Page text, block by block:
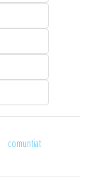
comuntiat